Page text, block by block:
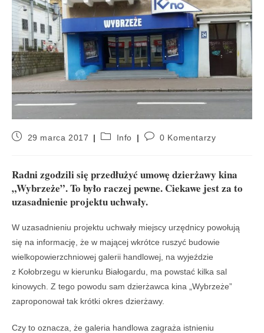
29 marca 2017 Info 0 Komentarzy
Radni zgodzili się przedłużyć umowę dzierżawy kina
„Wybrzeże”. To było raczej pewne. Ciekawe jest za to
uzasadnienie projektu uchwały.
W uzasadnieniu projektu uchwały miejscy urzędnicy powołują
się na informację, że w mającej wkrótce ruszyć budowie
wielkopowierzchniowej galerii handlowej, na wyjeździe
z Kołobrzegu w kierunku Białogardu, ma powstać kilka sal
kinowych. Z tego powodu sam dzierżawca kina „Wybrzeże”
zaproponował tak krótki okres dzierżawy.
Czy to oznacza, że galeria handlowa zagraża istnieniu